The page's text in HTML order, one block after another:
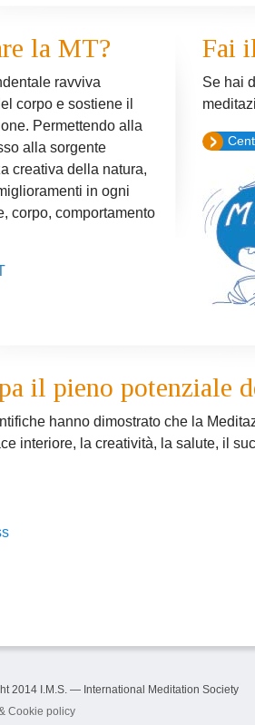
la MT?
ravviva
corpo e sostiene il
Permettendo alla
alla sorgente
creativa della natura,
in ogni
corpo, comportamento
Fai
Se hai
il pieno potenziale
hanno dimostrato che la
interiore, la creatività, la salute, il
2014 I.M.S. — International Meditation Society
Cookie policy